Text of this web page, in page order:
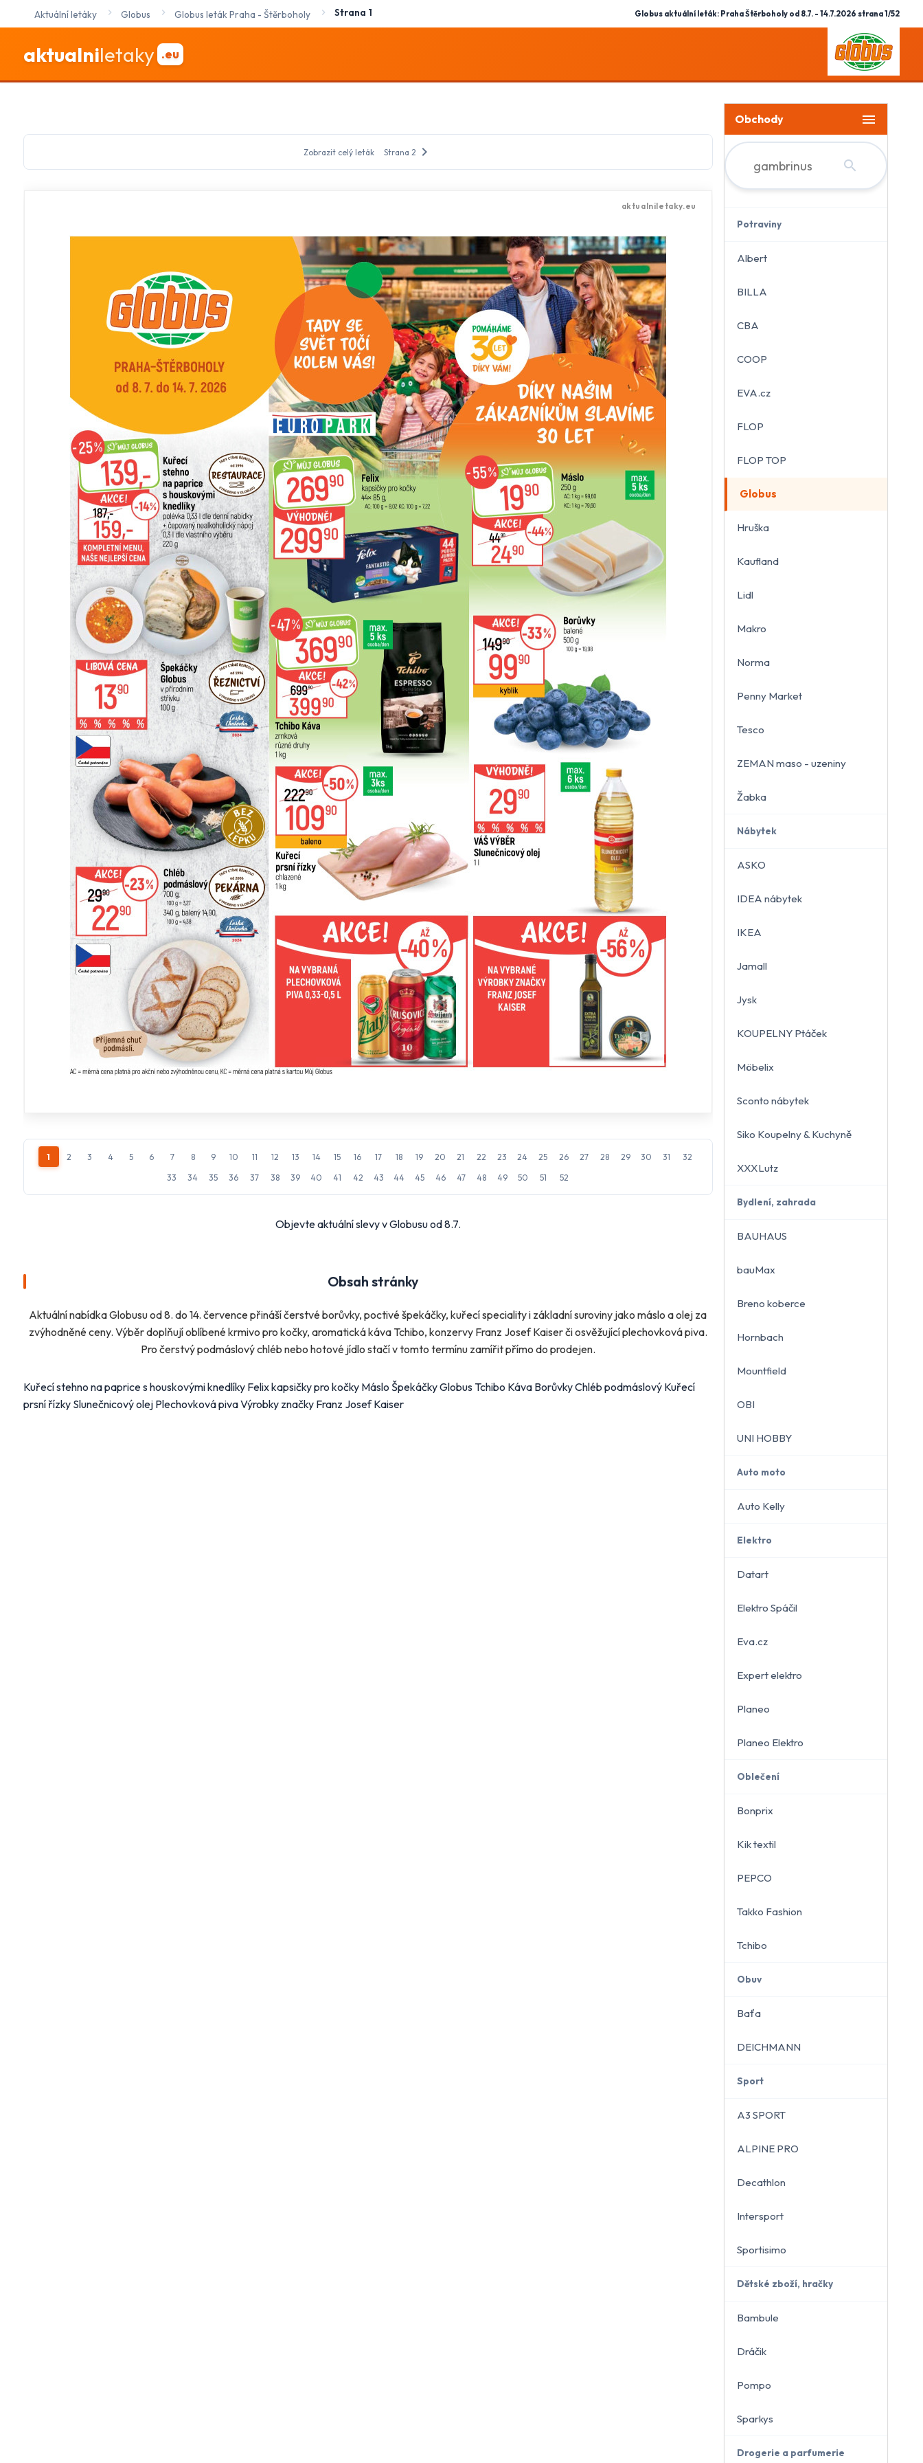
Aktuální letáky Globus Globus leták Praha - Štěrboholy Strana 1 Globus aktuální leták: Praha Štěrboholy od 8.7. - 14.7.2026 strana 1/52
aktualniletaky .eu
Zobrazit celý leták Strana 2 chevron_right
1 2 3 4 5 6 7 8 9 10 11 12 13 14 15 16 17 18 19 20 21 22 23 24 25 26 27 28 29 30 31
32
33
34 35 36 37 38 39 40 41 42 43 44 45 46 47 48 49 50 51 52
Objevte aktuální slevy v Globusu od 8.7.
Obsah stránky
Aktuální nabídka Globusu od 8. do 14. července přináší čerstvé borůvky, poctivé špekáčky, kuřecí speciality i základní suroviny jako máslo a olej za
zvýhodněné ceny. Výběr doplňují oblíbené krmivo pro kočky, aromatická káva Tchibo, konzervy Franz Josef Kaiser či osvěžující plechovková piva.
Pro čerstvý podmáslový chléb nebo hotové jídlo stačí v tomto termínu zamířit přímo do prodejen.
Kuřecí stehno na paprice s houskovými knedlíky Felix kapsičky pro kočky Máslo Špekáčky Globus Tchibo Káva Borůvky Chléb podmáslový Kuřecí
prsní řízky Slunečnicový olej Plechovková piva Výrobky značky Franz Josef Kaiser
Obchody menu
search
Potraviny
Albert
BILLA
CBA
COOP
EVA.cz
FLOP
FLOP TOP
Globus
Hruška
Kaufland
Lidl
Makro
Norma
Penny Market
Tesco
ZEMAN maso - uzeniny
Žabka
Nábytek
ASKO
IDEA nábytek
IKEA
Jamall
Jysk
KOUPELNY Ptáček
Möbelix
Sconto nábytek
Siko Koupelny & Kuchyně
XXXLutz
Bydlení, zahrada
BAUHAUS
bauMax
Breno koberce
Hornbach
Mountfield
OBI
UNI HOBBY
Auto moto
Auto Kelly
Elektro
Datart
Elektro Spáčil
Eva.cz
Expert elektro
Planeo
Planeo Elektro
Oblečení
Bonprix
Kik textil
PEPCO
Takko Fashion
Tchibo
Obuv
Baťa
DEICHMANN
Sport
A3 SPORT
ALPINE PRO
Decathlon
Intersport
Sportisimo
Dětské zboží, hračky
Bambule
Dráčik
Pompo
Sparkys
Drogerie a parfumerie
close
mail_outlineNastavení odběru letáků
Vyberte obchody, jejichž letáky chcete dostávat do e-mailu.
Albert BILLA